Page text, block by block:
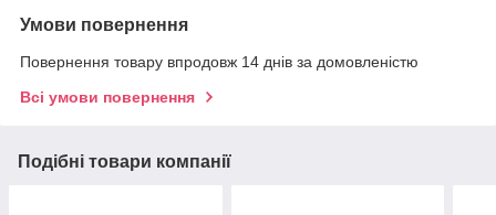
Умови повернення
Повернення товару впродовж 14 днів за домовленістю
Всі умови повернення
Подібні товари компанії